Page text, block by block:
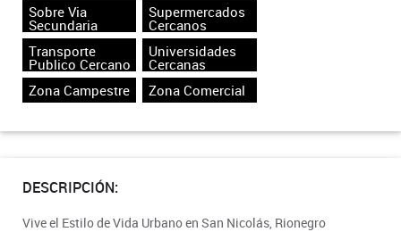
Sobre Via
Secundaria
Supermercados
Cercanos
Transporte
Publico Cercano
Universidades
Cercanas
Zona Campestre
Zona Comercial
DESCRIPCIÓN:
Vive el Estilo de Vida Urbano en San Nicolás, Rionegro